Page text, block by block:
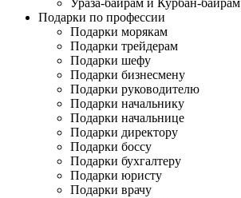
Ураза-байрам и Курбан-байрам
Подарки по профессии
Подарки морякам
Подарки трейдерам
Подарки шефу
Подарки бизнесмену
Подарки руководителю
Подарки начальнику
Подарки начальнице
Подарки директору
Подарки боссу
Подарки бухгалтеру
Подарки юристу
Подарки врачу